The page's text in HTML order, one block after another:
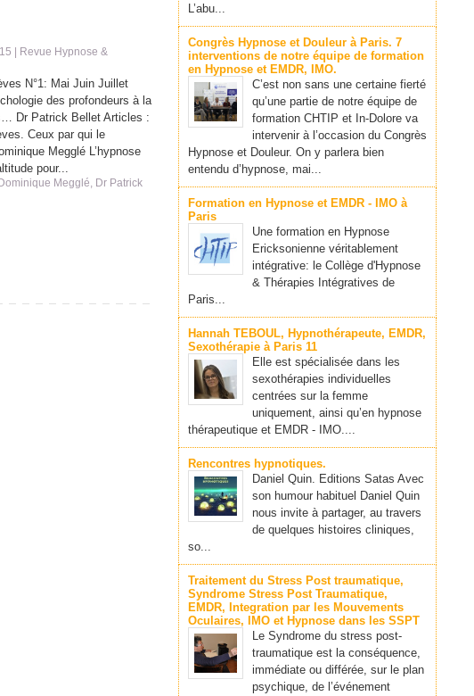
Revue Hypnose &
N°1: Mai Juin Juillet
des profondeurs à la
Dr Patrick Bellet Articles :
Ceux par qui le
Megglé L’hypnose
pour...
Megglé, Dr Patrick
L’abu...
Congrès Hypnose et Douleur à Paris. 7
interventions de notre équipe de formation
en Hypnose et EMDR, IMO.
C’est non sans une certaine fierté
qu’une partie de notre équipe de
formation CHTIP et In-Dolore va
intervenir à l’occasion du Congrès
Hypnose et Douleur. On y parlera bien
entendu d’hypnose, mai...
Formation en Hypnose et EMDR - IMO à
Paris
Une formation en Hypnose
Ericksonienne véritablement
intégrative: le Collège d'Hypnose
& Thérapies Intégratives de
Paris...
Hannah TEBOUL, Hypnothérapeute, EMDR,
Sexothérapie à Paris 11
Elle est spécialisée dans les
sexothérapies individuelles
centrées sur la femme
uniquement, ainsi qu’en hypnose
thérapeutique et EMDR - IMO....
Rencontres hypnotiques.
Daniel Quin. Editions Satas Avec
son humour habituel Daniel Quin
nous invite à partager, au travers
de quelques histoires cliniques,
so...
Traitement du Stress Post traumatique,
Syndrome Stress Post Traumatique,
EMDR, Integration par les Mouvements
Oculaires, IMO et Hypnose dans les SSPT
Le Syndrome du stress post-
traumatique est la conséquence,
immédiate ou différée, sur le plan
psychique, de l’événement